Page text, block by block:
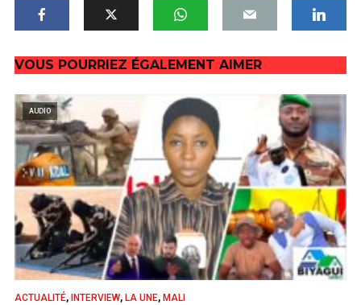
VOUS POURRIEZ ÉGALEMENT AIMER
AUDIO
ACTUALITÉ, INTERVIEW, LA UNE, MALI